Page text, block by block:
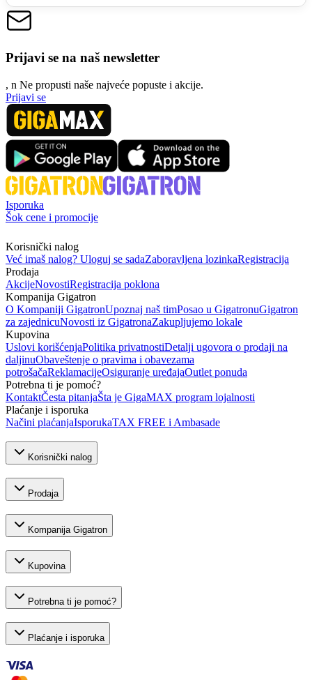
Prijavi se na naš newsletter
, n Ne propusti naše najveće popuste i akcije.
Prijavi se
Isporuka
Šok cene i promocije
Korisnički nalog
Već imaš nalog? Uloguj se sadaZaboravljena lozinkaRegistracija
Prodaja
AkcijeNovostiRegistracija poklona
Kompanija Gigatron
O Kompaniji GigatronUpoznaj naš timPosao u GigatronuGigatron
za zajednicuNovosti iz GigatronaZakupljujemo lokale
Kupovina
Uslovi korišćenjaPolitika privatnostiDetalji ugovora o prodaji na
daljinuObaveštenje o pravima i obavezama
potrošačaReklamacijeOsiguranje uređajaOutlet ponuda
Potrebna ti je pomoć?
KontaktČesta pitanjaŠta je GigaMAX program lojalnosti
Plaćanje i isporuka
Načini plaćanjaIsporukaTAX FREE i Ambasade
Korisnički nalog
Prodaja
Kompanija Gigatron
Kupovina
Potrebna ti je pomoć?
Plaćanje i isporuka